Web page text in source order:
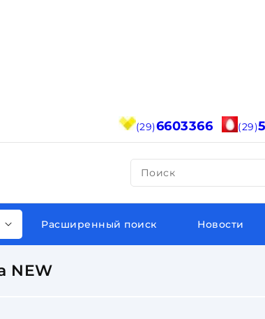
(29)6603366 (29)
Поиск
Расширенный поиск Новости
NEW